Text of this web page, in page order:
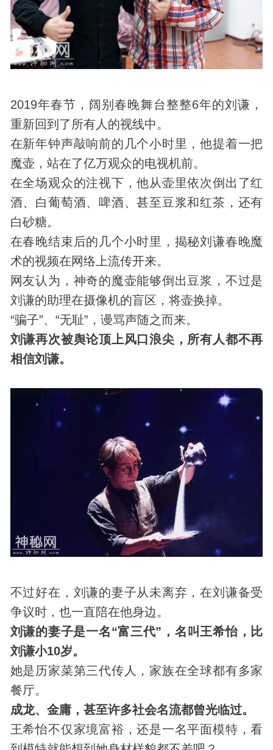
2019年春节，阔别春晚舞台整整6年的刘谦，
重新回到了所有人的视线中。
在新年钟声敲响前的几个小时里，他提着一把
魔壶，站在了亿万观众的电视机前。
在全场观众的注视下，他从壶里依次倒出了红
酒、白葡萄酒、啤酒、甚至豆浆和红茶，还有
白砂糖。
在春晚结束后的几个小时里，揭秘刘谦春晚魔
术的视频在网络上流传开来。
网友认为，神奇的魔壶能够倒出豆浆，不过是
刘谦的助理在摄像机的盲区，将壶换掉。
“骗子”、“无耻”，谩骂声随之而来。
刘谦再次被舆论顶上风口浪尖，所有人都不再
相信刘谦。
不过好在，刘谦的妻子从未离弃，在刘谦备受
争议时，也一直陪在他身边。
刘谦的妻子是一名“富三代”，名叫王希怡，比
刘谦小10岁。
她是历家菜第三代传人，家族在全球都有多家
餐厅。
成龙、金庸，甚至许多社会名流都曾光临过。
王希怡不仅家境富裕，还是一名平面模特，看